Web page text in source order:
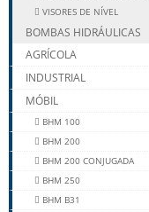
VISORES DE NÍVEL
BOMBAS HIDRÁULICAS
AGRÍCOLA
INDUSTRIAL
MÓBIL
BHM 100
BHM 200
BHM 200 CONJUGADA
BHM 250
BHM B31